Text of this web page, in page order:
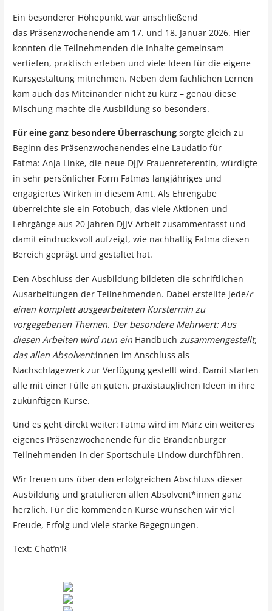
Ein besonderer Höhepunkt war anschließend
das Präsenzwochenende am 17. und 18. Januar 2026. Hier
konnten die Teilnehmenden die Inhalte gemeinsam
vertiefen, praktisch erleben und viele Ideen für die eigene
Kursgestaltung mitnehmen. Neben dem fachlichen Lernen
kam auch das Miteinander nicht zu kurz – genau diese
Mischung machte die Ausbildung so besonders.
Für eine ganz besondere Überraschungsorgte gleich zu
Beginn des Präsenzwochenendes eine Laudatio für
Fatma: Anja Linke, die neue DJJV-Frauenreferentin, würdigte
in sehr persönlicher Form Fatmas langjähriges und
engagiertes Wirken in diesem Amt. Als Ehrengabe
überreichte sie ein Fotobuch, das viele Aktionen und
Lehrgänge aus 20 Jahren DJJV-Arbeit zusammenfasst und
damit eindrucksvoll aufzeigt, wie nachhaltig Fatma diesen
Bereich geprägt und gestaltet hat.
Den Abschluss der Ausbildung bildeten die schriftlichen
Ausarbeitungen der Teilnehmenden. Dabei erstellte jede/r
einen komplett ausgearbeiteten Kurstermin zu
vorgegebenen Themen. Der besondere Mehrwert: Aus
diesen Arbeiten wird nun ein Handbuch zusammengestellt,
das allen Absolvent:innen im Anschluss als
Nachschlagewerk zur Verfügung gestellt wird. Damit starten
alle mit einer Fülle an guten, praxistauglichen Ideen in ihre
zukünftigen Kurse.
Und es geht direkt weiter: Fatma wird im März ein weiteres
eigenes Präsenzwochenende für die Brandenburger
Teilnehmenden in der Sportschule Lindow durchführen.
Wir freuen uns über den erfolgreichen Abschluss dieser
Ausbildung und gratulieren allen Absolvent*innen ganz
herzlich. Für die kommenden Kurse wünschen wir viel
Freude, Erfolg und viele starke Begegnungen.
Text: Chat’n’R